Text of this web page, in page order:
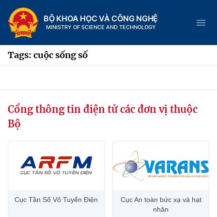
BỘ KHOA HỌC VÀ CÔNG NGHỆ
MINISTRY OF SCIENCE AND TECHNOLOGY
Trang chủ
Chức năng nhiệm vụ
Tin tức sự kiện
Hệ thống văn bản
Tags: cuộc sống số
Cổng thông tin điện tử các đơn vị thuộc
Bộ
Cục Tần Số Vô Tuyến Điện
Cục An toàn bức xạ và hạt
nhân